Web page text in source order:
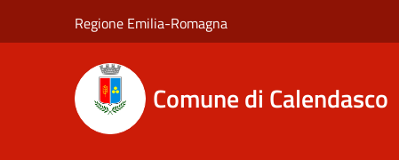
Regione Emilia-Romagna
Comune di Calendasco